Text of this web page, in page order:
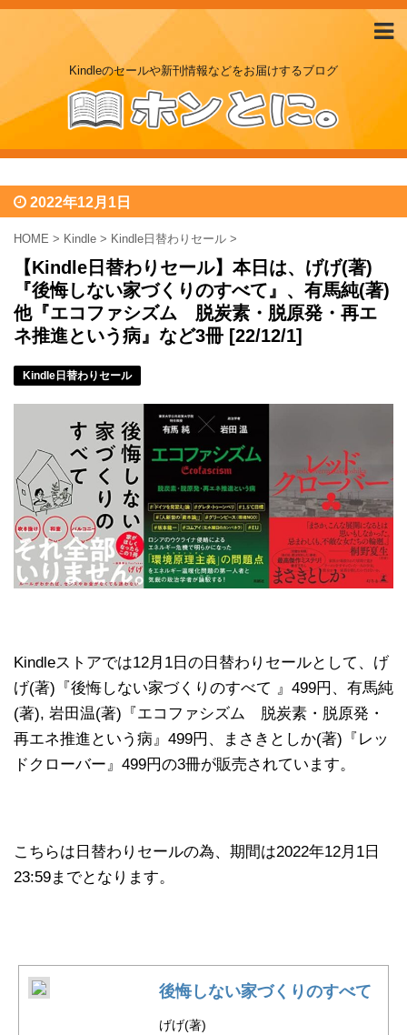
Kindleのセールや新刊情報などをお届けするブログ
2022年12月1日
HOME > Kindle > Kindle日替わりセール >
【Kindle日替わりセール】本日は、げげ(著)
『後悔しない家づくりのすべて』、有馬純(著)
他『エコファシズム 脱炭素・脱原発・再エ
ネ推進という病』など3冊 [22/12/1]
Kindle日替わりセール
Kindleストアでは12月1日の日替わりセールとして、げ
げ(著)『後悔しない家づくりのすべて 』499円、有馬純
(著), 岩田温(著)『エコファシズム 脱炭素・脱原発・
再エネ推進という病』499円、まさきとしか(著)『レッ
ドクローバー』499円の3冊が販売されています。
こちらは日替わりセールの為、期間は2022年12月1日
23:59までとなります。
後悔しない家づくりのすべて
げげ(著)